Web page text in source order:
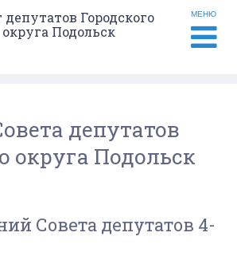
депутатов Городского
округа Подольск
МЕНЮ
депутатов
округа Подольск
Совета депутатов 4-